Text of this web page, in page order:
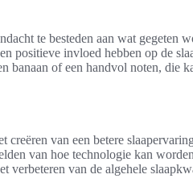
te besteden aan wat gegeten
positieve invloed hebben op de
banaan of een handvol noten, die
van een betere
van hoe technologie kan
verbeteren van de algehele